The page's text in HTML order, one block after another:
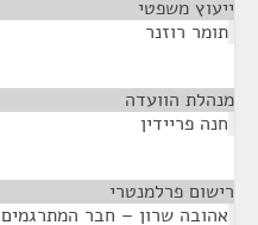
ייעוץ משפטי
תומר רוזנר
מנהלת הוועדה
חנה פריידין
רישום פרלמנטרי
אהובה שרון – חבר המתרגמים